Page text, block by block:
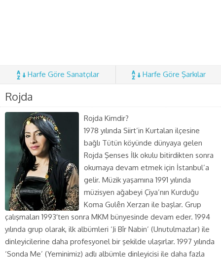
Harfe Göre Sanatçılar Harfe Göre Şarkılar
Rojda
Rojda Kimdir?
1978 yılında Siirt’in Kurtalan ilçesine
bağlı Tütün köyünde dünyaya gelen
Rojda Şenses İlk okulu bitirdikten sonra
okumaya devam etmek için İstanbul’a
gelir. Müzik yaşamına 1991 yılında
müzisyen ağabeyi Çiya’nın Kurduğu
Koma Gulên Xerzan ile başlar. Grup
çalışmaları 1993′ten sonra MKM bünyesinde devam eder. 1994
yılında grup olarak, ilk albümleri ‘Ji Bîr Nabin’ (Unutulmazlar) ile
dinleyicilerine daha profesyonel bir şekilde ulaşırlar. 1997 yılında
‘Sonda Me’ (Yeminimiz) adlı albümle dinleyicisi ile daha fazla